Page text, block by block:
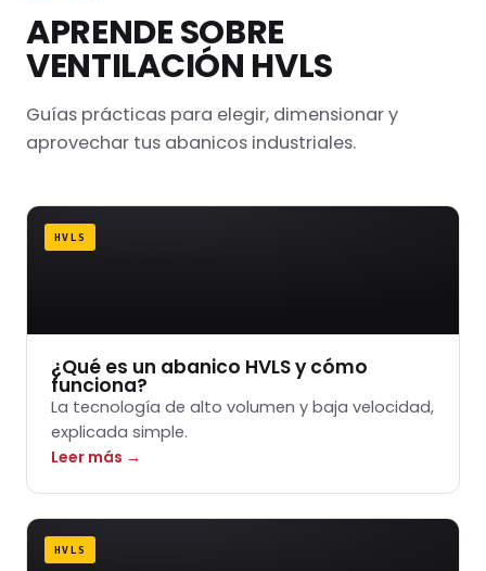
APRENDE SOBRE
VENTILACIÓN HVLS
Guías prácticas para elegir, dimensionar y
aprovechar tus abanicos industriales.
HVLS
¿Qué es un abanico HVLS y cómo
funciona?
La tecnología de alto volumen y baja velocidad,
explicada simple.
Leer más →
HVLS